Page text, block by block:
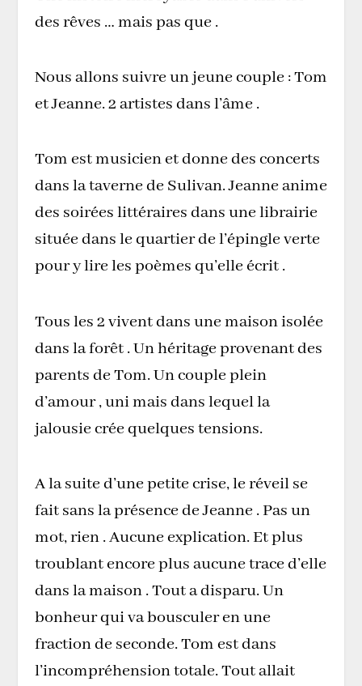
des rêves … mais pas que .
Nous allons suivre un jeune couple : Tom
et Jeanne. 2 artistes dans l’âme .
Tom est musicien et donne des concerts
dans la taverne de Sulivan. Jeanne anime
des soirées littéraires dans une librairie
située dans le quartier de l’épingle verte
pour y lire les poèmes qu’elle écrit .
Tous les 2 vivent dans une maison isolée
dans la forêt . Un héritage provenant des
parents de Tom. Un couple plein
d’amour , uni mais dans lequel la
jalousie crée quelques tensions.
A la suite d’une petite crise, le réveil se
fait sans la présence de Jeanne . Pas un
mot, rien . Aucune explication. Et plus
troublant encore plus aucune trace d’elle
dans la maison . Tout a disparu. Un
bonheur qui va bousculer en une
fraction de seconde. Tom est dans
l’incompréhension totale. Tout allait